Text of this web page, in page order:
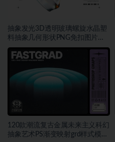
抽象发光3D透明玻璃螺旋水晶塑
料抽象几何形状PNG免扣图片设
计素材
120款潮流复古金属未来主义科幻
抽象艺术PS渐变映射grd样式模板